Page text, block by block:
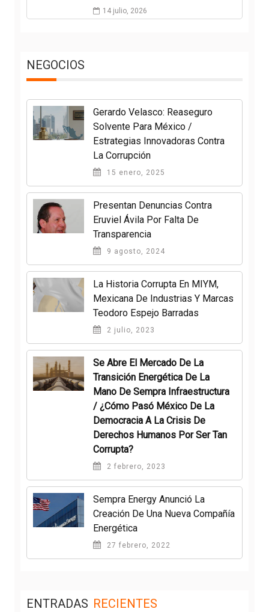
14 julio, 2026
NEGOCIOS
Gerardo Velasco: Reaseguro
Solvente Para México /
Estrategias Innovadoras Contra
La Corrupción
15 enero, 2025
Presentan Denuncias Contra
Eruviel Ávila Por Falta De
Transparencia
9 agosto, 2024
La Historia Corrupta En MIYM,
Mexicana De Industrias Y Marcas
Teodoro Espejo Barradas
2 julio, 2023
Se Abre El Mercado De La
Transición Energética De La
Mano De Sempra Infraestructura
/ ¿Cómo Pasó México De La
Democracia A La Crisis De
Derechos Humanos Por Ser Tan
Corrupta?
2 febrero, 2023
Sempra Energy Anunció La
Creación De Una Nueva Compañía
Energética
27 febrero, 2022
ENTRADAS RECIENTES